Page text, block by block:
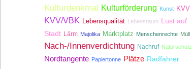
Kulturdenkmal Kulturförderung Kunst KVV
KVV/VBK Lebensqualität Lebensraum
Lust auf
Stadt Lärm Majolika Marktplatz Menschenrechte Müll
Nach-/Innenverdichtung Nachruf Naturschutz
Nordtangente Papiertonne Plätze Radfahrer